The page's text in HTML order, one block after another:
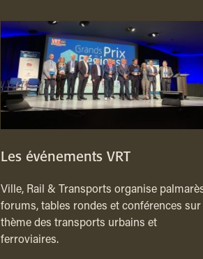
Les événements VRT
Ville, Rail & Transports organise
forums, tables rondes et conférences sur
thème des transports urbains et
ferroviaires.